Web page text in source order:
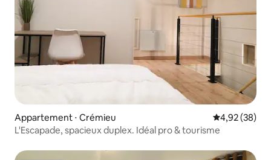
Appartement ⋅ Crémieu Évaluation
4,92 (38)
L'Escapade, spacieux duplex. Idéal pro & tourisme